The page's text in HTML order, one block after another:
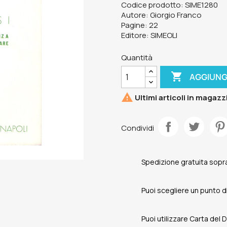
Codice prodotto: SIME1280
Autore: Giorgio Franco
Pagine: 22
Editore: SIMEOLI
Quantità

 Ultimi articoli in
Condividi
Spedizione gratuita
Puoi scegliere un punto
Puoi utilizzare Carta del